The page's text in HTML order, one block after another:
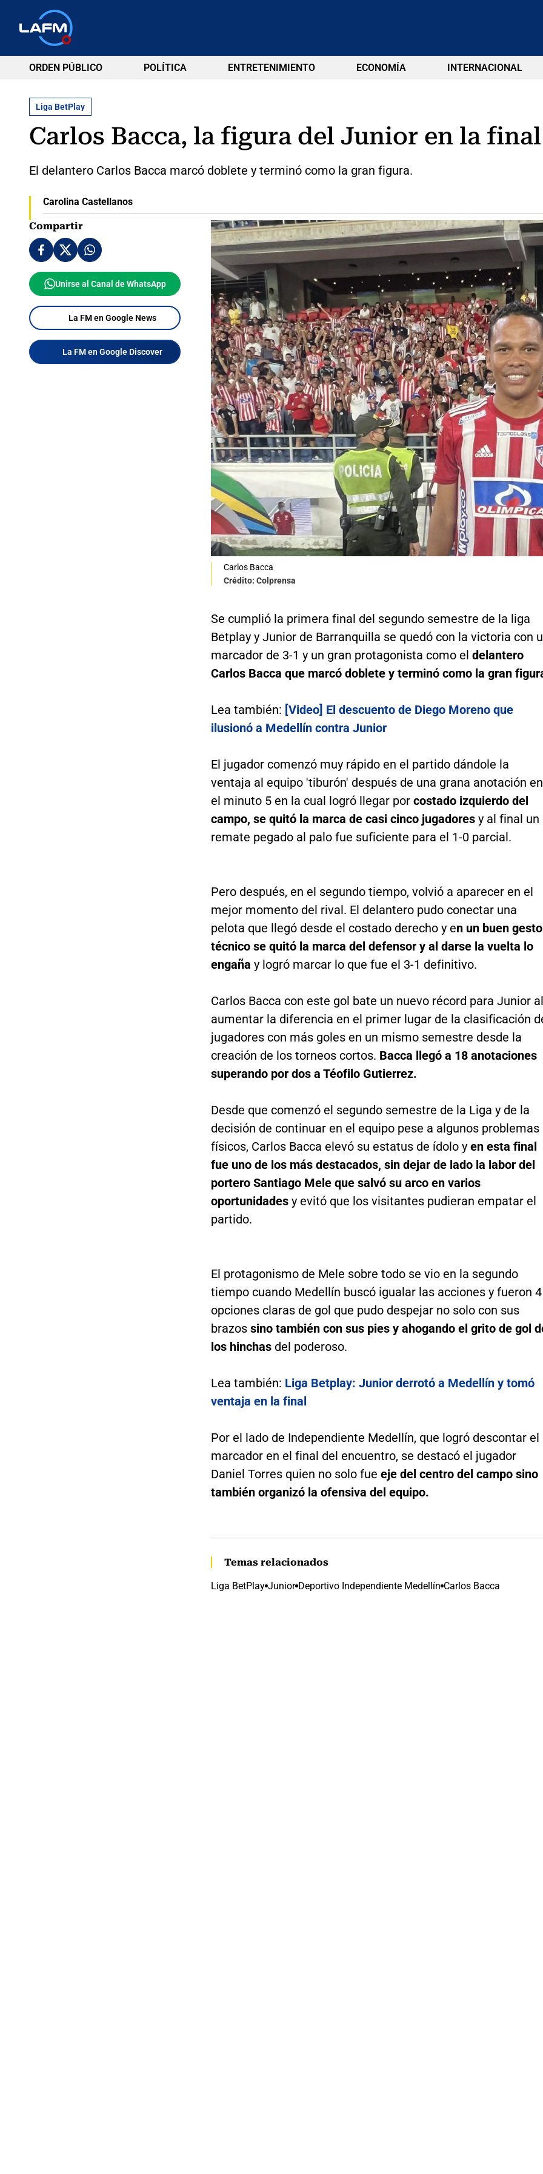
ORDEN PÚBLICO POLÍTICA ENTRETENIMIENTO ECONOMÍA INTERNACIONAL
Liga BetPlay
Carlos Bacca, la figura del Junior en la
El delantero Carlos Bacca marcó doblete y terminó como la gran figura.
Carolina Castellanos
Compartir
Unirse al Canal de WhatsApp
La FM en Google News
La FM en Google Discover
Carlos Bacca
Crédito: Colprensa
Se cumplió la primera final del segundo semestre de la liga
Betplay y Junior de Barranquilla se quedó con la victoria con
marcador de 3-1 y un gran protagonista como el delantero
Carlos Bacca que marcó doblete y terminó como la gran
Lea también: [Video] El descuento de Diego Moreno que
ilusionó a Medellín contra Junior
El jugador comenzó muy rápido en el partido dándole la
ventaja al equipo 'tiburón' después de una grana anotación en
el minuto 5 en la cual logró llegar porcostado izquierdo del
campo, se quitó la marca de casi cinco jugadoresy al final un
remate pegado al palo fue suficiente para el 1-0 parcial.
Pero después, en el segundo tiempo, volvió a aparecer en el
mejor momento del rival. El delantero pudo conectar una
pelota que llegó desde el costado derecho y en un buen gesto
técnico se quitó la marca del defensor y al darse la vuelta lo
engaña y logró marcar lo que fue el 3-1 definitivo.
Carlos Bacca con este gol bate un nuevo récord para Junior al
aumentar la diferencia en el primer lugar de la clasificación
jugadores con más goles en un mismo semestre desde la
creación de los torneos cortos. Bacca llegó a 18 anotaciones
superando por dos a Téofilo Gutierrez.
Desde que comenzó el segundo semestre de la Liga y de la
decisión de continuar en el equipo pese a algunos problemas
físicos, Carlos Bacca elevó su estatus de ídolo y en esta final
fue uno de los más destacados, sin dejar de lado la labor del
portero Santiago Mele que salvó su arco en varios
oportunidadesy evitó que los visitantes pudieran empatar el
partido.
El protagonismo de Mele sobre todo se vio en la segundo
tiempo cuando Medellín buscó igualar las acciones y fueron 4
opciones claras de gol que pudo despejar no solo con sus
brazossino también con sus pies y ahogando el grito de gol
los hinchas del poderoso.
Lea también: Liga Betplay: Junior derrotó a Medellín y tomó
ventaja en la final
Por el lado de Independiente Medellín, que logró descontar el
marcador en el final del encuentro, se destacó el jugador
Daniel Torres quien no solo fue eje del centro del campo sino
también organizó la ofensiva del equipo.
Temas relacionados
Liga BetPlay Junior Deportivo Independiente Medellín Carlos Bacca